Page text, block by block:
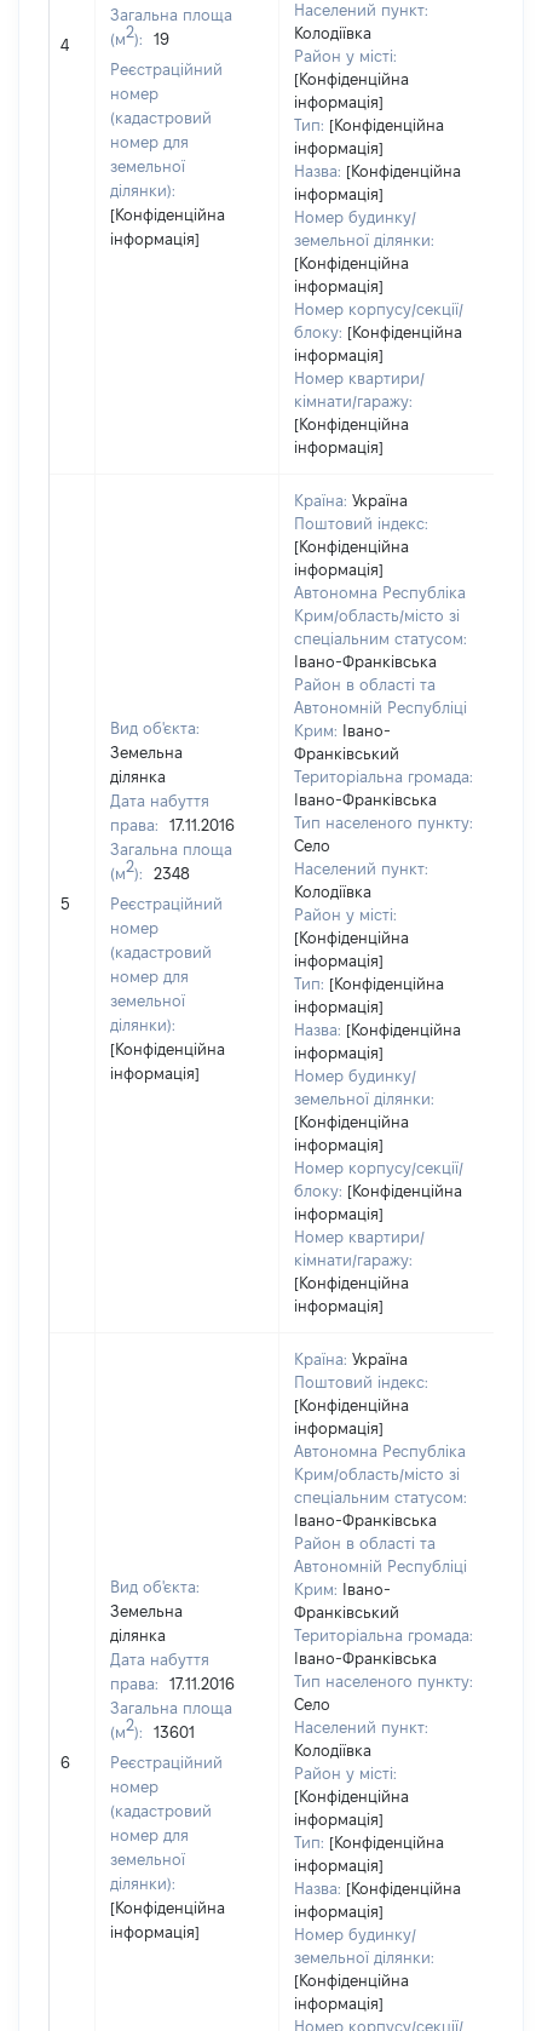
4
Загальна площа
(м2):
19
Реєстраційний
номер
(кадастровий
номер для
земельної
ділянки):
[Конфіденційна
інформація]
Населений пункт:
Колодіївка
Район у місті:
[Конфіденційна
інформація]
Тип: [Конфіденційна
інформація]
Назва: [Конфіденційна
інформація]
Номер будинку/
земельної ділянки:
[Конфіденційна
інформація]
Номер корпусу/секції/
блоку: [Конфіденційна
інформація]
Номер квартири/
кімнати/гаражу:
[Конфіденційна
інформація]
5
Вид об'єкта:
Земельна
ділянка
Дата набуття
права:
17.11.2016
Загальна площа
(м2):
2348
Реєстраційний
номер
(кадастровий
номер для
земельної
ділянки):
[Конфіденційна
інформація]
Країна: Україна
Поштовий індекс:
[Конфіденційна
інформація]
Автономна Республіка
Крим/область/місто зі
спеціальним статусом:
Івано-Франківська
Район в області та
Автономній Республіці
Крим:
Івано-
Франківський
Територіальна громада:
Івано-Франківська
Тип населеного пункту:
Село
Населений пункт:
Колодіївка
Район у місті:
[Конфіденційна
інформація]
Тип: [Конфіденційна
інформація]
Назва: [Конфіденційна
інформація]
Номер будинку/
земельної ділянки:
[Конфіденційна
інформація]
Номер корпусу/секції/
блоку: [Конфіденційна
інформація]
Номер квартири/
кімнати/гаражу:
[Конфіденційна
інформація]
6
Вид об'єкта:
Земельна
ділянка
Дата набуття
права:
17.11.2016
Загальна площа
(м2):
13601
Реєстраційний
номер
(кадастровий
номер для
земельної
ділянки):
[Конфіденційна
інформація]
Країна: Україна
Поштовий індекс:
[Конфіденційна
інформація]
Автономна Республіка
Крим/область/місто зі
спеціальним статусом:
Івано-Франківська
Район в області та
Автономній Республіці
Крим:
Івано-
Франківський
Територіальна громада:
Івано-Франківська
Тип населеного пункту:
Село
Населений пункт:
Колодіївка
Район у місті:
[Конфіденційна
інформація]
Тип: [Конфіденційна
інформація]
Назва: [Конфіденційна
інформація]
Номер будинку/
земельної ділянки:
[Конфіденційна
інформація]
Номер корпусу/секції/